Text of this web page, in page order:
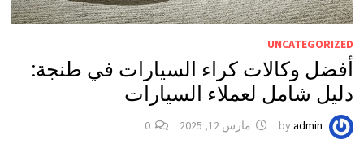
UNCATEGORIZED
أفضل وكالات كراء السيارات في طنجة:
دليل شامل لعملاء السيارات
byadmin مارس 12, 2025 0